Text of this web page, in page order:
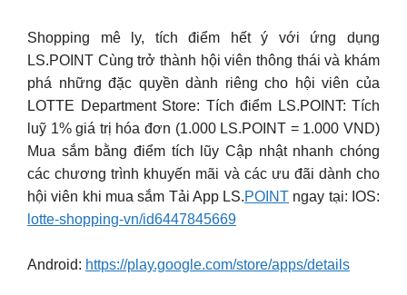
Shopping mê ly, tích điểm hết ý với ứng dụng
LS.POINT Cùng trở thành hội viên thông thái và khám
phá những đặc quyền dành riêng cho hội viên của
LOTTE Department Store: Tích điểm LS.POINT: Tích
luỹ 1% giá trị hóa đơn (1.000 LS.POINT = 1.000 VND)
Mua sắm bằng điểm tích lũy Cập nhật nhanh chóng
các chương trình khuyến mãi và các ưu đãi dành cho
hội viên khi mua sắm Tải App LS.POINT ngay tại: IOS:
lotte-shopping-vn/id6447845669
Android: https://play.google.com/store/apps/details